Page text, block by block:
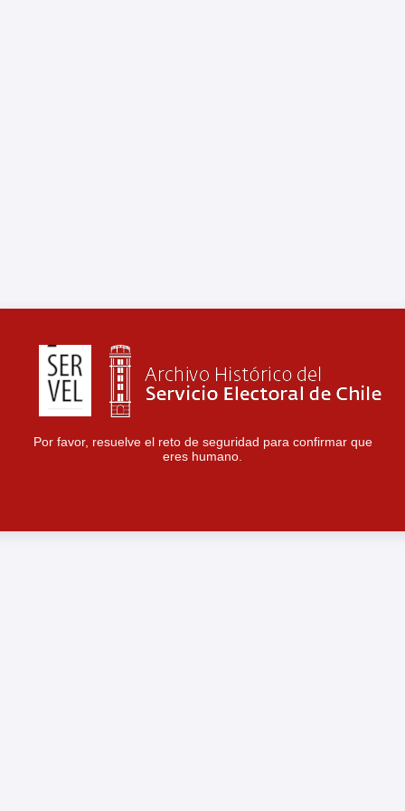
Por favor, resuelve el reto de seguridad para confirmar que
eres humano.